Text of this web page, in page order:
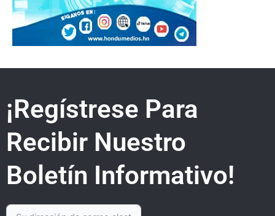
¡Regístrese Para
Recibir Nuestro
Boletín Informativo!